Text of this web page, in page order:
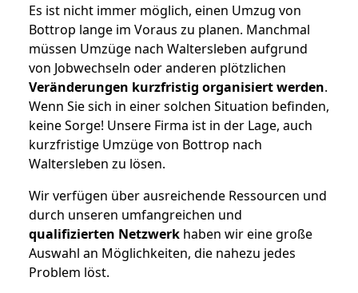
Es ist nicht immer möglich, einen Umzug von
Bottrop lange im Voraus zu planen. Manchmal
müssen Umzüge nach Waltersleben aufgrund
von Jobwechseln oder anderen plötzlichen
Veränderungen kurzfristig organisiert werden.
Wenn Sie sich in einer solchen Situation befinden,
keine Sorge! Unsere Firma ist in der Lage, auch
kurzfristige Umzüge von Bottrop nach
Waltersleben zu lösen.
Wir verfügen über ausreichende Ressourcen und
durch unseren umfangreichen und
qualifizierten Netzwerk haben wir eine große
Auswahl an Möglichkeiten, die nahezu jedes
Problem löst.